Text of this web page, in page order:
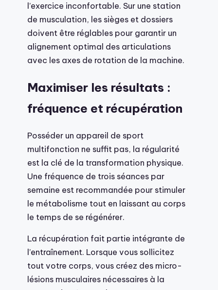
l’exercice inconfortable. Sur une station
de musculation, les sièges et dossiers
doivent être réglables pour garantir un
alignement optimal des articulations
avec les axes de rotation de la machine.
Maximiser les résultats :
fréquence et récupération
Posséder un appareil de sport
multifonction ne suffit pas, la régularité
est la clé de la transformation physique.
Une fréquence de trois séances par
semaine est recommandée pour stimuler
le métabolisme tout en laissant au corps
le temps de se régénérer.
La récupération fait partie intégrante de
l’entraînement. Lorsque vous sollicitez
tout votre corps, vous créez des micro-
lésions musculaires nécessaires à la